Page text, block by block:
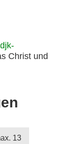
Christ und
13